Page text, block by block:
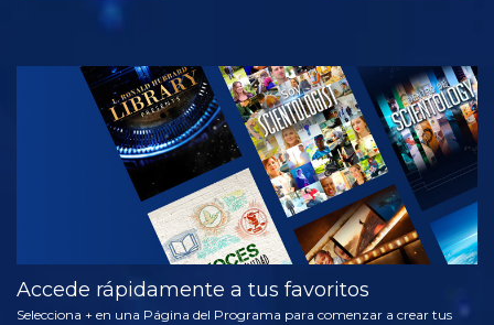
VE
EXPLORA LAS
SERIES
Accede rápidamente a tus favoritos
Selecciona + en una Página del Programa para comenzar a crear tus